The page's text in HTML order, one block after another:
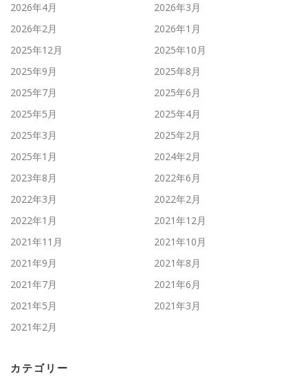
2026年4月
2026年3月
2026年2月
2026年1月
2025年12月
2025年10月
2025年9月
2025年8月
2025年7月
2025年6月
2025年5月
2025年4月
2025年3月
2025年2月
2025年1月
2024年2月
2023年8月
2022年6月
2022年3月
2022年2月
2022年1月
2021年12月
2021年11月
2021年10月
2021年9月
2021年8月
2021年7月
2021年6月
2021年5月
2021年3月
2021年2月
カテゴリー